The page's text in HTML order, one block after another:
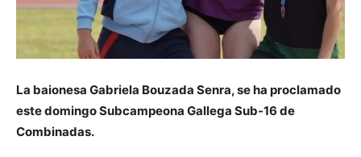
La baionesa Gabriela Bouzada Senra, se ha proclamado
este domingo Subcampeona Gallega Sub-16 de
Combinadas.